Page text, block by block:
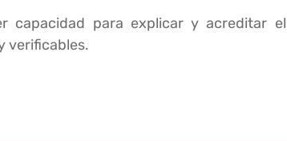
capacidad para explicar y acreditar el
verificables.